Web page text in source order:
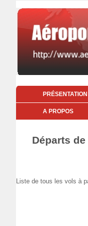
PRÉSENTATION
A PROPOS
Départs
Liste de tous les vols à